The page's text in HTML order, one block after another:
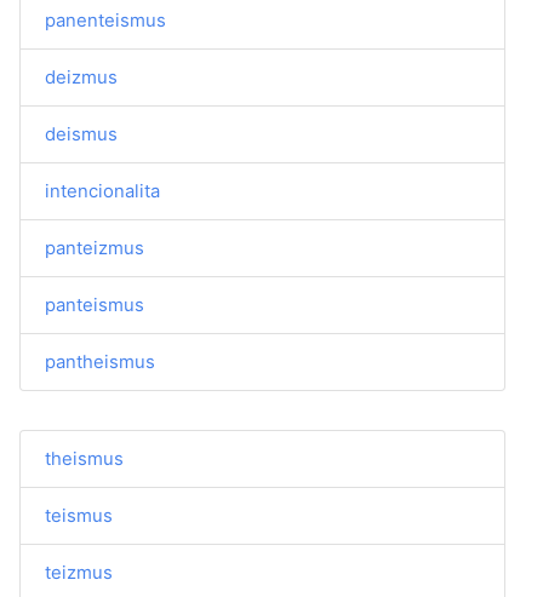
panenteismus
deizmus
deismus
intencionalita
panteizmus
panteismus
pantheismus
theismus
teismus
teizmus